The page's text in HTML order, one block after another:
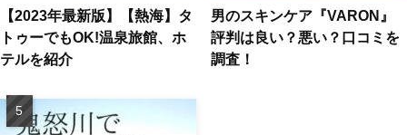
【2023年最新版】【熱海】タ
トゥーでもOK!温泉旅館、ホ
テルを紹介
男のスキンケア『VARON』
評判は良い？悪い？口コミを
調査！